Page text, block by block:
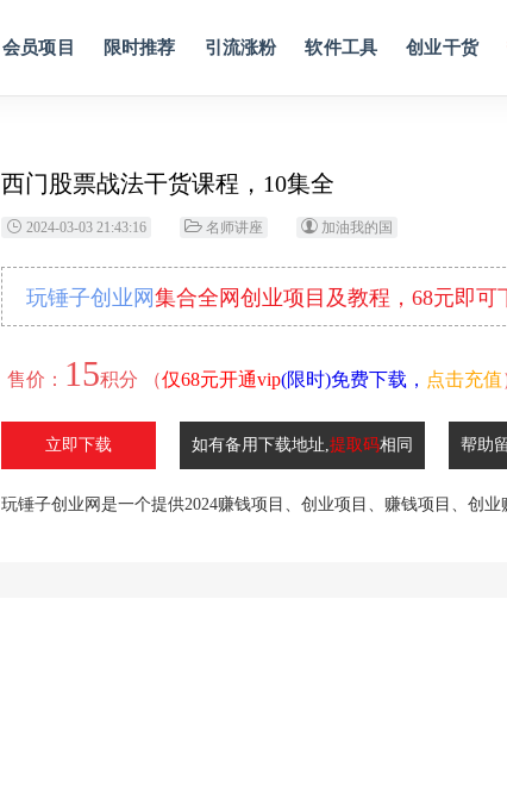
会员项目 限时推荐 引流涨粉 软件工具 创业干货
西门股票战法干货课程，10集全
2024-03-03 21:43:16 名师讲座 加油我的国
玩锤子创业网 集合全网创业项目及教程，68元即可
售价： 15积分 （仅68元开通vip(限时)免费下载， 点击充值
立即下载 如有备用下载地址,提取码相同 帮助
玩锤子创业网是一个提供2024赚钱项目、创业项目、赚钱项目、创